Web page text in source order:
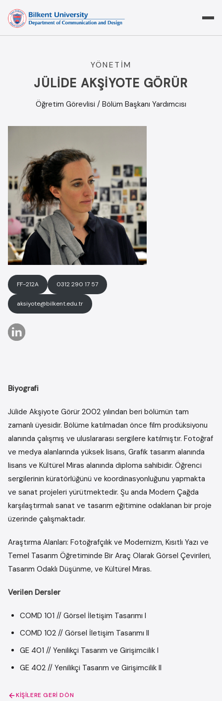
content
YÖNETIM
JÜLIDE AKŞIYOTE GÖRÜR
Öğretim Görevlisi / Bölüm Başkanı Yardımcısı
FF-212A 0312 290 17 57
aksiyote@bilkent.edu.tr
Biyografi
Jülide Akşiyote Görür 2002 yılından beri bölümün tam
zamanlı üyesidir. Bölüme katılmadan önce film prodüksiyonu
alanında çalışmış ve uluslararası sergilere katılmıştır. Fotoğraf
ve medya alanlarında yüksek lisans, Grafik tasarım alanında
lisans ve Kültürel Miras alanında diploma sahibidir. Öğrenci
sergilerinin küratörlüğünü ve koordinasyonluğunu yapmakta
ve sanat projeleri yürütmektedir. Şu anda Modern Çağda
karşılaştırmalı sanat ve tasarım eğitimine odaklanan bir proje
üzerinde çalışmaktadır.
Araştırma Alanları: Fotoğrafçılık ve Modernizm, Kısıtlı Yazı ve
Temel Tasarım Öğretiminde Bir Araç Olarak Görsel Çevirileri,
Tasarım Odaklı Düşünme, ve Kültürel Miras.
Verilen Dersler
COMD 101 // Görsel İletişim Tasarımı I
COMD 102 // Görsel İletişim Tasarımı II
GE 401 // Yenilikçi Tasarım ve Girişimcilik I
GE 402 // Yenilikçi Tasarım ve Girişimcilik II
KIŞILERE GERI DÖN